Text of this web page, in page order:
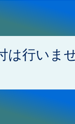
は行いま